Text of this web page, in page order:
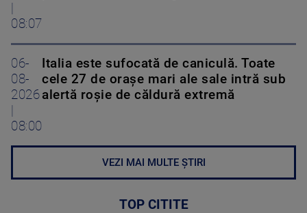
08:07
06-
08-
2026
08:00
Italia este sufocată de caniculă. Toate
cele 27 de oraşe mari ale sale intră sub
alertă roșie de căldură extremă
VEZI MAI MULTE ȘTIRI
TOP CITITE